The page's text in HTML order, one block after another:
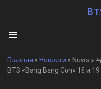
menu
Главная » Новости » News
BTS «Bang Bang Con» 18 и